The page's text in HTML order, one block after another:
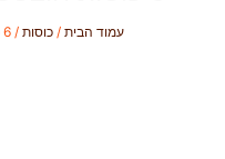
עמוד הבית /כוסות / 6 כוסות הובסטאר כחול 350 מ"ל